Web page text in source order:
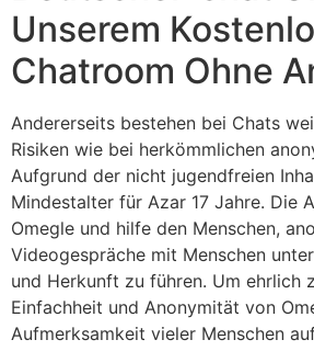
Unserem
Chatroom Ohne
Andererseits bestehen bei Chats
Risiken wie bei herkömmlichen
Aufgrund der nicht jugendfreien
Mindestalter für Azar 17 Jahre. Die
Omegle und hilfe den Menschen,
Videogespräche mit Menschen
und Herkunft zu führen. Um ehrlich
Einfachheit und Anonymität von
Aufmerksamkeit vieler Menschen